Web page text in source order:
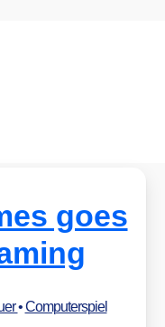
goes
•Computerspiel